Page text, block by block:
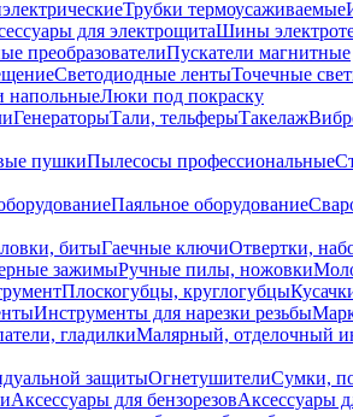
Трубки термоусаживаемые
для электрощитаШины
преобразователиПускатели магнитные
Светодиодные лентыТочечные
напольныеЛюки под покраску
ГенераторыТали, тельферыТакелаж
пушкиПылесосы профессиональные
Паяльное оборудование
битыГаечные ключиОтвертки,
зажимыРучные пилы, ножовки
Плоскогубцы, круглогубцы
Инструменты для нарезки резьбы
гладилкиМалярный, отделочный
защитыОгнетушителиСумки,
Аксессуары для бензорезовАксессуары